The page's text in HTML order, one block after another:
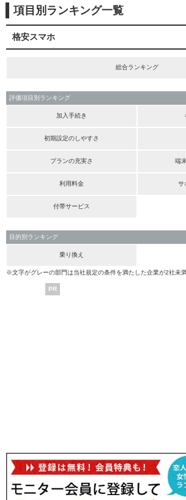
項目別ランキング一覧
格安スマホ
総合ランキング
評価項目別ランキング
加入手続き
初期設定のしやすさ
プランの充実さ 端
利用料金 サ
付帯サービス
目的別ランキング
乗り換え
※文字がグレーの部門は当社規定の条件を満たした企業が2社未
PR